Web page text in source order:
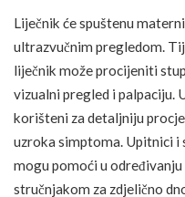
Liječnik će spuštenu
ultrazvučnim pregledom.
liječnik može procijeniti
vizualni pregled i palpaciju.
korišteni za detaljniju
uzroka simptoma. Upitnici
mogu pomoći u
stručnjakom za zdjelično